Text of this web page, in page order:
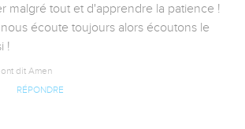
malgré tout et d'apprendre la patience !
écoute toujours alors écoutons le
!
dit Amen
RÉPONDRE